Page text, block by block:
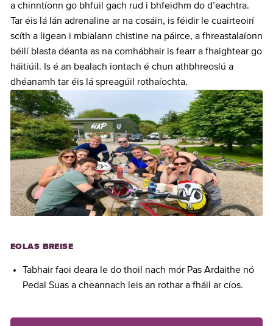
a chinntíonn go bhfuil gach rud i bhfeidhm do d’eachtra.
Tar éis lá lán adrenaline ar na cosáin, is féidir le cuairteoirí
scíth a ligean i mbialann chistine na páirce, a fhreastalaíonn
béilí blasta déanta as na comhábhair is fearr a fhaightear go
háitiúil. Is é an bealach iontach é chun athbhreoslú a
dhéanamh tar éis lá spreagúil rothaíochta.
EOLAS BREISE
Tabhair faoi deara le do thoil nach mór Pas Ardaithe nó
Pedal Suas a cheannach leis an rothar a fháil ar cíos.